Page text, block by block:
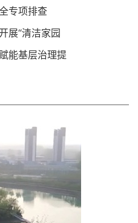
专项排查
展“清洁家园
能基层治理提